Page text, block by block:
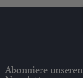
Abonniere unseren